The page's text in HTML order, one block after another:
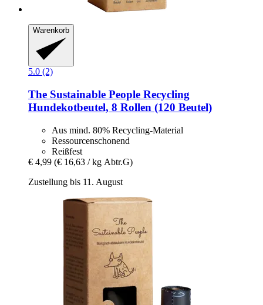
Warenkorb
5.0 (2)
The Sustainable People Recycling
Hundekotbeutel, 8 Rollen (120 Beutel)
Aus mind. 80% Recycling-Material
Ressourcenschonend
Reißfest
€ 4,99 (€ 16,63 / kg Abtr.G)
Zustellung bis 11. August